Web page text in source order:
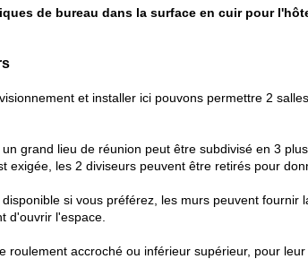
de bureau dans la surface en cuir pour
et installer ici pouvons permettre 2
grand lieu de réunion peut être subdivisé en 3
exigée, les 2 diviseurs peuvent être retirés pour
si vous préférez, les murs peuvent fournir
d'ouvrir l'espace.
roulement accroché ou inférieur supérieur, pour